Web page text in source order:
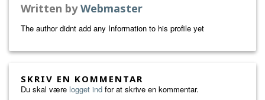
Written byWebmaster
The author didnt add any Information to his profile yet
SKRIV EN KOMMENTAR
Du skal være logget ind for at skrive en kommentar.